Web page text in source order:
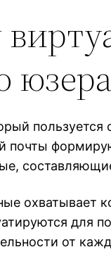
юзера
пользуется
почты
охватывает
для
от